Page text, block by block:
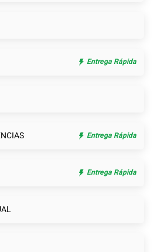
Entrega Rápida
Entrega Rápida
Entrega Rápida